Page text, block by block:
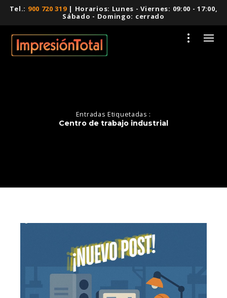
Tel.: 900 720 319| Horarios: Lunes - Viernes: 09:00 - 17:00,
Sábado - Domingo: cerrado
Entradas Etiquetadas :
Centro de trabajo industrial